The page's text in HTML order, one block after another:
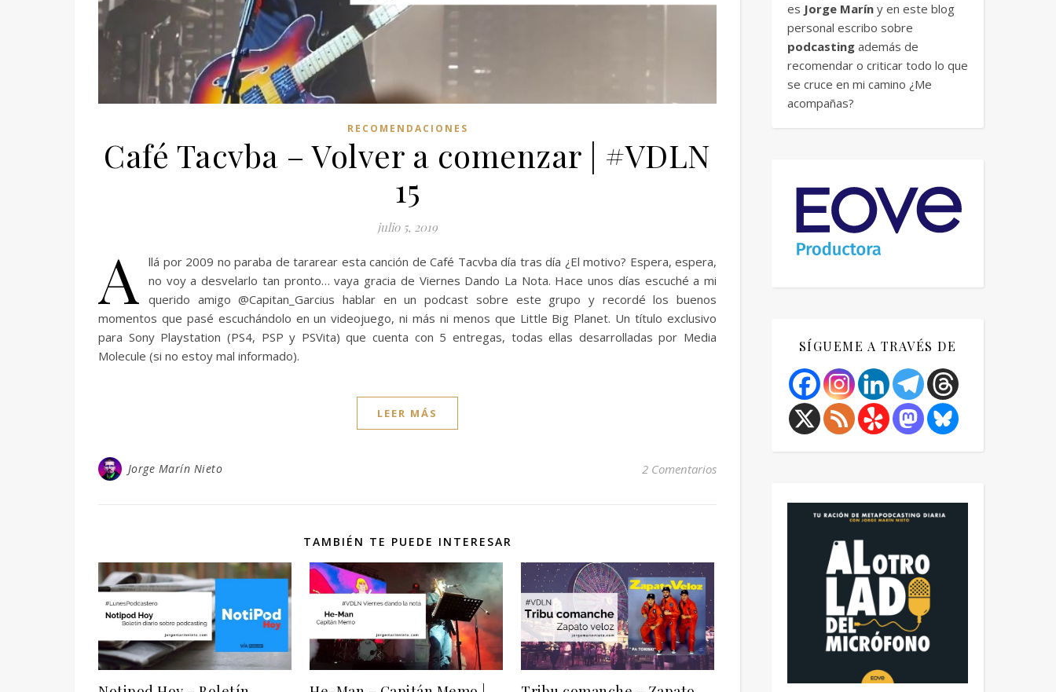
RECOMENDACIONES
Café Tacvba – Volver a comenzar | #VDLN
15
julio 5, 2019
A
llá por 2009 no paraba de tararear esta canción de Café Tacvba día tras día ¿El motivo? Espera, espera,
no voy a desvelarlo tan pronto… vaya gracia de Viernes Dando La Nota. Hace unos días escuché a mi
querido amigo @Capitan_Garcius hablar en un podcast sobre este grupo y recordé los buenos
momentos que pasé escuchándolo en un videojuego, ni más ni menos que Little Big Planet. Un título exclusivo
para Sony Playstation (PS4, PSP y PSVita) que cuenta con 5 entregas, todas ellas desarrolladas por Media
Molecule (si no estoy mal informado).
LEER MÁS
Jorge Marín Nieto 2 Comentarios
TAMBIÉN TE PUEDE INTERESAR
es Jorge Marín y en este blog
personal escribo sobre
podcasting además de
recomendar o criticar todo lo que
se cruce en mi camino ¿Me
acompañas?
SÍGUEME A TRAVÉS DE